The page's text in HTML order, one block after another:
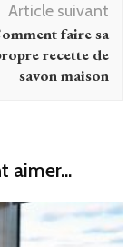
Article suivant
faire sa
recette de
savon maison
aimer...